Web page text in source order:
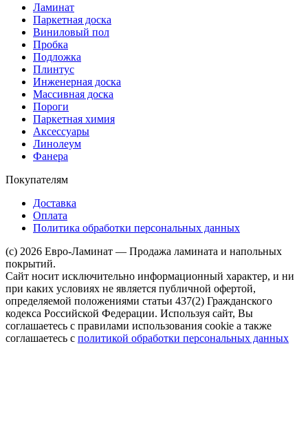
Ламинат
Паркетная доска
Виниловый пол
Пробка
Подложка
Плинтус
Инженерная доска
Массивная доска
Пороги
Паркетная химия
Аксессуары
Линолеум
Фанера
Покупателям
Доставка
Оплата
Политика обработки персональных данных
(c) 2026 Евро-Ламинат — Продажа ламината и напольных
покрытий.
Сайт носит исключительно информационный характер, и ни
при каких условиях не является публичной офертой,
определяемой положениями статьи 437(2) Гражданского
кодекса Российской Федерации. Используя сайт, Вы
соглашаетесь с правилами использования cookie а также
соглашаетесь с политикой обработки персональных данных